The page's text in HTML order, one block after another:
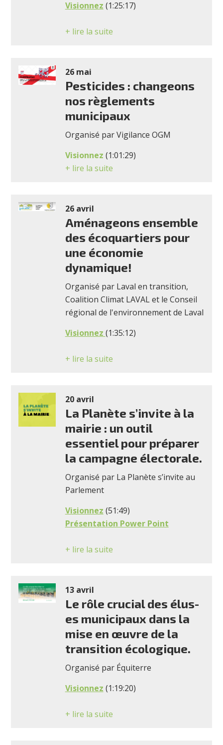
Visionnez (1:25:17)
+ lire la suite
26 mai
Pesticides : changeons
nos règlements
municipaux
Organisé par Vigilance OGM
Visionnez (1:01:29)
+ lire la suite
26 avril
Aménageons ensemble
des écoquartiers pour
une économie
dynamique!
Organisé par Laval en transition,
Coalition Climat LAVAL et le Conseil
régional de l'environnement de Laval
Visionnez (1:35:12)
+ lire la suite
20 avril
La Planète s’invite à la
mairie : un outil
essentiel pour préparer
la campagne électorale.
Organisé par La Planète s’invite au
Parlement
Visionnez (51:49)
Présentation Power Point
+ lire la suite
13 avril
Le rôle crucial des élus-
es municipaux dans la
mise en œuvre de la
transition écologique.
Organisé par Équiterre
Visionnez (1:19:20)
+ lire la suite